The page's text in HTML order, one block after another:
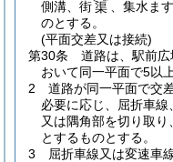
側溝、街渠
、集水ま
のとする。
(平面交差又は接続)
第30条
道路は、駅前
おいて同一平面で5以
2
道路が同一平面で交
必要に応じ、屈折車線
又は隅角部を切り取
とするものとする。
3
屈折車線又は変速車